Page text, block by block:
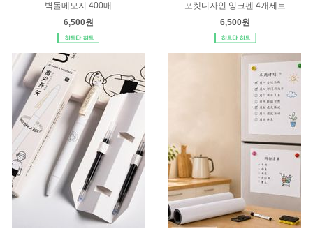
벽돌메모지 400매
6,500원
포켓디자인 잉크펜 4개세트
6,500원